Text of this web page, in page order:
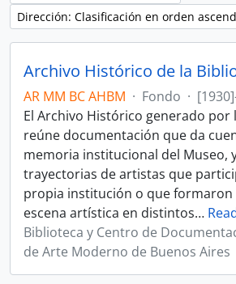
Dirección: Clasificación en orden
AR MM BC AHBM · Fondo ·
El Archivo Histórico generado por
reúne documentación que da
memoria institucional del Museo,
trayectorias de artistas que
propia institución o que formaron
escena artística en distintos…
Biblioteca y Centro de
de Arte Moderno de Buenos Aires